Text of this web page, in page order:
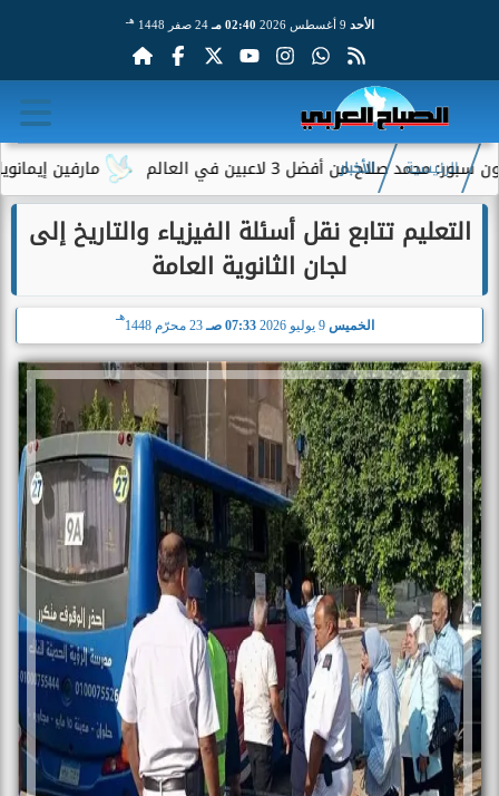
الأحد 02:40 مـ 24 صفر 1448 هـ
مارفين إيمانويل.. من أفضل 3 لاعبين في العالم
الرئيسية الأخبار
التعليم تتابع نقل أسئلة الفيزياء والتاريخ إلى
لجان الثانوية العامة
الخميس 07:33 صـ 23 محرّم 1448
هـ